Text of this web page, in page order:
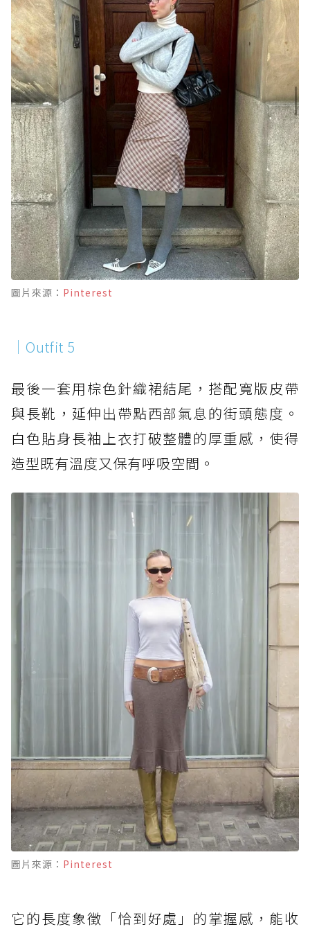
圖片來源： Pinterest
｜Outfit 5
最後一套用棕色針織裙結尾，搭配寬版皮帶
與長靴，延伸出帶點西部氣息的街頭態度。
白色貼身長袖上衣打破整體的厚重感，使得
造型既有溫度又保有呼吸空間。
圖片來源： Pinterest
它的長度象徵「恰到好處」的掌握感，能收